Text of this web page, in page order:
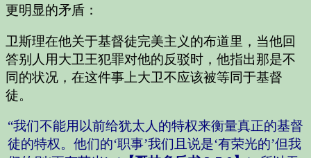
更明显的矛盾：
卫斯理在他关于基督徒完美主义的布道里，当他回
答别人用大卫王犯罪对他的反驳时，他指出那是不
同的状况，在这件事上大卫不应该被等同于基督
徒。
“我们不能用以前给犹太人的特权来衡量真正的基督
徒的特权。他们的‘职事’我们且说是‘有荣光的’但我